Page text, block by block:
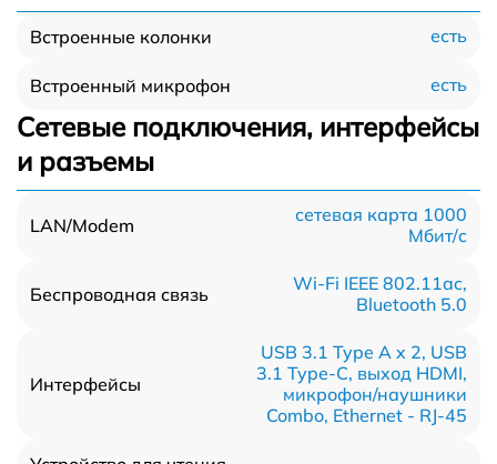
Встроенные колонки есть
Встроенный микрофон есть
Сетевые подключения, интерфейсы
и разъемы
LAN/Modem
сетевая карта 1000
Мбит/c
Беспроводная связь
Wi-Fi IEEE 802.11ac,
Bluetooth 5.0
Интерфейсы
USB 3.1 Type A x 2, USB
3.1 Type-С, выход HDMI,
микрофон/наушники
Combo, Ethernet - RJ-45